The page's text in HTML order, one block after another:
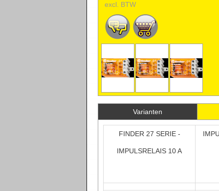
excl. BTW
Varianten
FINDER 27 SERIE -
IMPULSRELAIS 10 A